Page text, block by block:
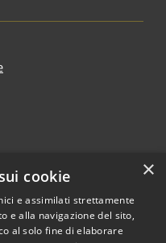
×
cookie
e assimilati strettamente
e alla navigazione del sito,
al solo fine di elaborare